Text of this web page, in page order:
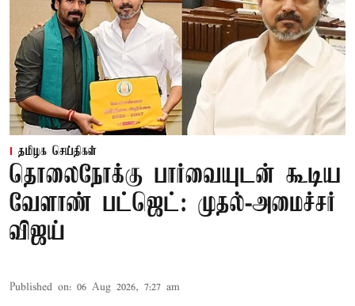
தமிழக செய்திகள்
தொலைநோக்கு பார்வையுடன் கூடிய
வேளாண் பட்ஜெட்: முதல்-அமைச்சர்
விஜய்
Published on: 06 Aug 2026, 7:27 am